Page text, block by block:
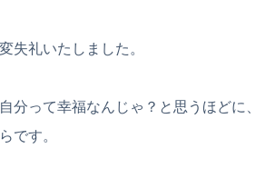
失礼いたしました。
分って幸福なんじゃ？と思うほどに、
です。